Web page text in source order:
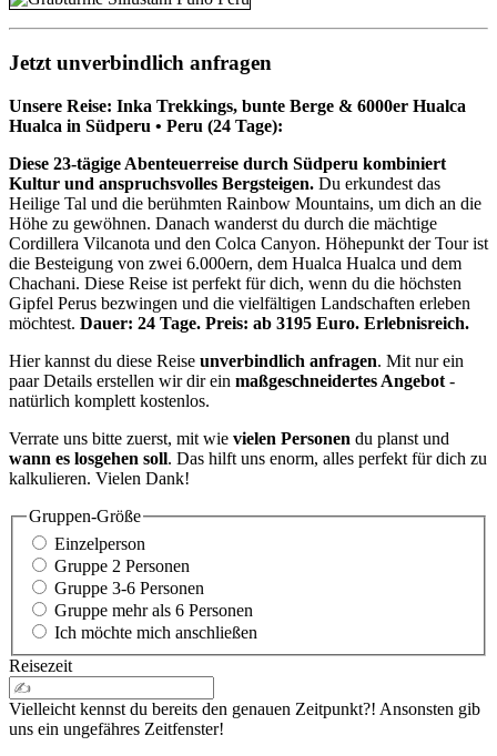
Jetzt unverbindlich anfragen
Unsere Reise: Inka Trekkings, bunte Berge & 6000er Hualca
Hualca in Südperu • Peru (24 Tage):
Diese 23-tägige Abenteuerreise durch Südperu kombiniert
Kultur und anspruchsvolles Bergsteigen. Du erkundest das
Heilige Tal und die berühmten Rainbow Mountains, um dich an die
Höhe zu gewöhnen. Danach wanderst du durch die mächtige
Cordillera Vilcanota und den Colca Canyon. Höhepunkt der Tour ist
die Besteigung von zwei 6.000ern, dem Hualca Hualca und dem
Chachani. Diese Reise ist perfekt für dich, wenn du die höchsten
Gipfel Perus bezwingen und die vielfältigen Landschaften erleben
möchtest. Dauer: 24 Tage. Preis: ab 3195 Euro. Erlebnisreich.
Hier kannst du diese Reise unverbindlich anfragen. Mit nur ein
paar Details erstellen wir dir ein maßgeschneidertes Angebot -
natürlich komplett kostenlos.
Verrate uns bitte zuerst, mit wie vielen Personen du planst und
wann es losgehen soll. Das hilft uns enorm, alles perfekt für dich zu
kalkulieren. Vielen Dank!
Gruppen-Größe
Einzelperson
Gruppe 2 Personen
Gruppe 3-6 Personen
Gruppe mehr als 6 Personen
Ich möchte mich anschließen
Reisezeit
Vielleicht kennst du bereits den genauen Zeitpunkt?! Ansonsten gib
uns ein ungefähres Zeitfenster!